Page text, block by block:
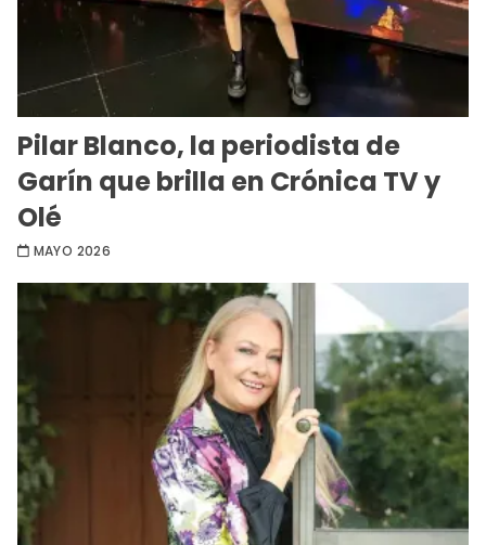
Pilar Blanco, la periodista de
Garín que brilla en Crónica TV y
Olé
MAYO 2026